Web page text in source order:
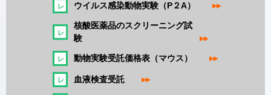
ウイルス感染動物実験（P２A） ▸▸
核酸医薬品のスクリーニング試
験
▸▸
動物実験受託価格表（マウス） ▸▸
血液検査受託▸▸